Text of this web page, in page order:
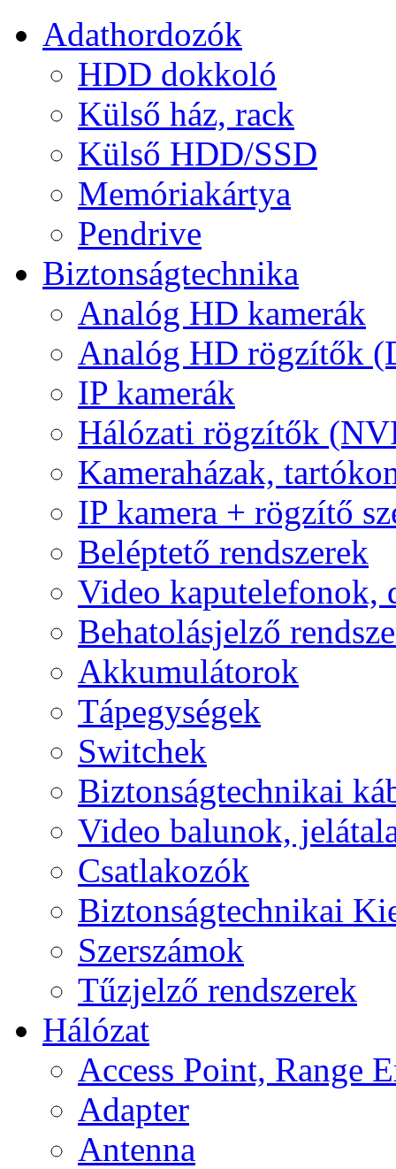
Adathordozók
HDD dokkoló
Külső ház, rack
Külső HDD/SSD
Memóriakártya
Pendrive
Biztonságtechnika
Analóg HD kamerák
Analóg HD rögzítők
IP kamerák
Hálózati rögzítők
Kameraházak,
IP kamera + rögzítő
Beléptető rendszerek
Video kaputelefonok,
Behatolásjelző
Akkumulátorok
Tápegységek
Switchek
Biztonságtechnikai
Video balunok,
Csatlakozók
Biztonságtechnikai
Szerszámok
Tűzjelző rendszerek
Hálózat
Access Point, Range
Adapter
Antenna